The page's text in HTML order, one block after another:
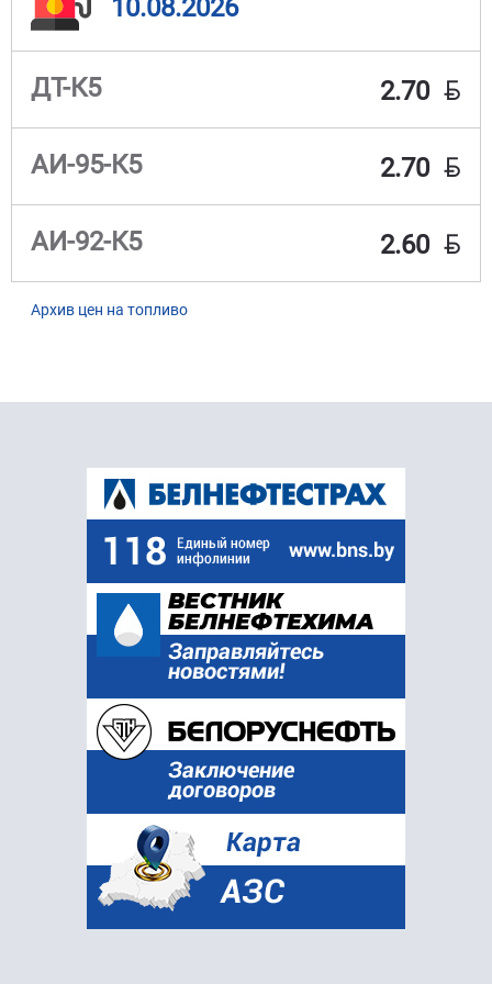
10.08.2026
ДТ-К5 2.70 BYN
АИ-95-К5 2.70 BYN
АИ-92-К5 2.60 BYN
Архив цен на топливо